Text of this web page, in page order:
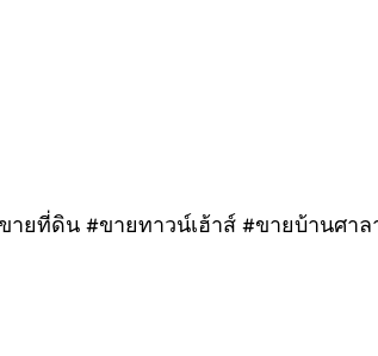
ยที่ดิน #ขายทาวน์เฮ้าส์ #ขายบ้านศ